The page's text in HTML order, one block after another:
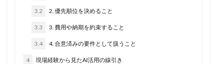
3.2 2. 優先順位を決めること
3.3 3. 費用や納期を約束すること
3.4 4. 合意済みの要件として扱うこと
4 現場経験から見たAI活用の線引き